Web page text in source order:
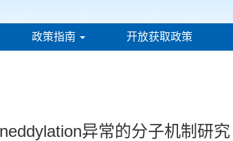
政策指南 开放获取政策
异常的分子机制研究